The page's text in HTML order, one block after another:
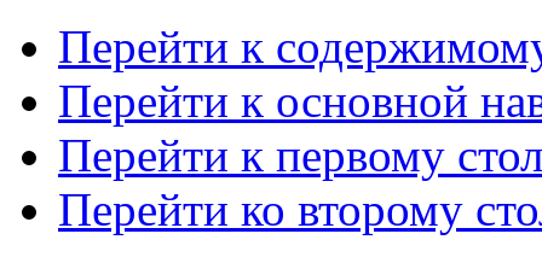
Перейти к
Перейти к основной
Перейти к первому
Перейти ко второму